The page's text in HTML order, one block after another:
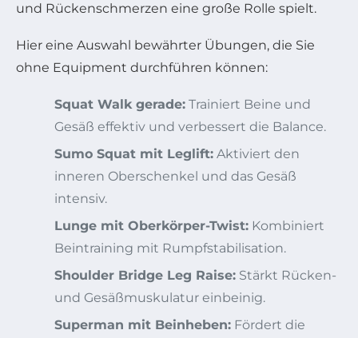
und Rückenschmerzen eine große Rolle spielt.
Hier eine Auswahl bewährter Übungen, die Sie
ohne Equipment durchführen können:
Squat Walk gerade: Trainiert Beine und
Gesäß effektiv und verbessert die Balance.
Sumo Squat mit Leglift: Aktiviert den
inneren Oberschenkel und das Gesäß
intensiv.
Lunge mit Oberkörper-Twist: Kombiniert
Beintraining mit Rumpfstabilisation.
Shoulder Bridge Leg Raise: Stärkt Rücken-
und Gesäßmuskulatur einbeinig.
Superman mit Beinheben: Fördert die